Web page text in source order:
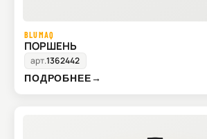
BLUMAQ
ПОРШЕНЬ
арт.1362442
ПОДРОБНЕЕ→